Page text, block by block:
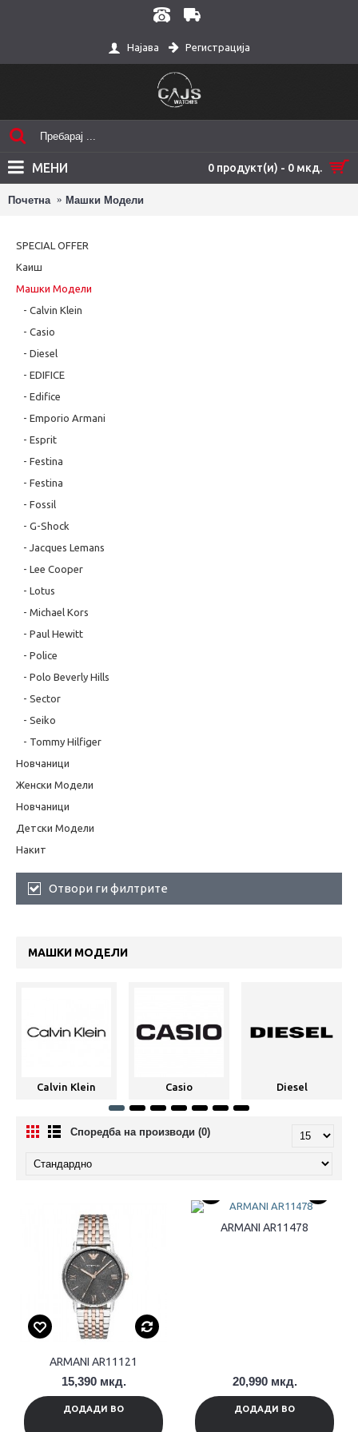
Најава Регистрација
0 продукт(и) - 0 мкд.
МЕНИ
Почетна Машки Модели
SPECIAL OFFER
Каиш
Машки Модели
- Calvin Klein
- Casio
- Diesel
- EDIFICE
- Edifice
- Emporio Armani
- Esprit
- Festina
- Festina
- Fossil
- G-Shock
- Jacques Lemans
- Lee Cooper
- Lotus
- Michael Kors
- Paul Hewitt
- Police
- Polo Beverly Hills
- Sector
- Seiko
- Tommy Hilfiger
Новчаници
Женски Модели
Новчаници
Детски Модели
Накит
Отвори ги филтрите
МАШКИ МОДЕЛИ
Calvin Klein Casio Diesel
Споредба на производи (0)
ARMANI AR11121
15,390 мкд.
ДОДАДИ ВО
ARMANI AR11478
20,990 мкд.
ДОДАДИ ВО